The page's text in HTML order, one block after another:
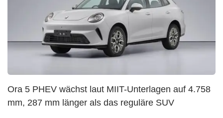
Ora 5 PHEV wächst laut MIIT-Unterlagen auf 4.758
mm, 287 mm länger als das reguläre SUV